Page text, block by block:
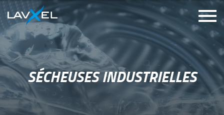
SÉCHEUSES INDUSTRIELLES